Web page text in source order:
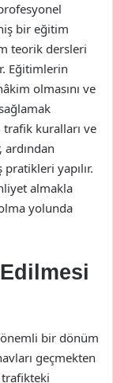
bir eğitim
teorik dersleri
Eğitimlerin
olmasını ve
trafik kuralları ve
yapılır.
almakla
yolunda
bir dönüm
geçmekten